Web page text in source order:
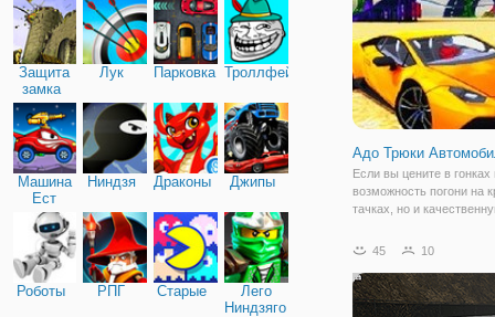
Защита
замка
Лук Парковка Троллфейс
Машина
Ест
Машину
Ниндзя Драконы Джипы
Роботы РПГ Старые
Лего
Ниндзяго
видите
Адо Трюки
Если вы цените в гонках
возможность погони на
тачках, но и
игра "Адо Трюки
будете управлять
45 10